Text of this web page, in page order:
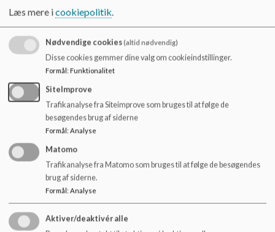
Rammer for drift og samarbejde omkring skoleboden som en
del af skolens fællesskab.
Kostpolitik
Principper for sund kost og måltider i skoletiden.
Lektiepraksis
Retningslinjer for meningsfulde og afstemte lektier, der
understøtter læring.
Transport i forbindelse med ture ud af huset
Rammer for sikker og tryg transport ved aktiviteter uden for
Samarbejde med lokalsamfundet
Læs mere icookiepolitik.
Nødvendige cookies(altid nødvendig)
Disse cookies gemmer dine valg om cookieindstillinger.
Formål: Funktionalitet
SiteImprove
Trafikanalyse fra Siteimprove som bruges til at følge de
besøgendes brug af siderne
Formål: Analyse
Matomo
Trafikanalyse fra Matomo som bruges til at følge de besøgendes
brug af siderne.
Formål: Analyse
Aktiver/deaktivér alle